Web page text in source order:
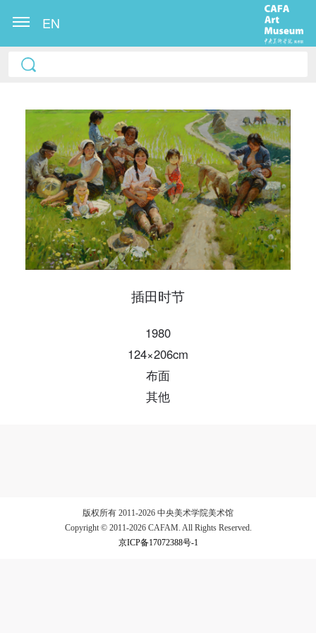
EN
插田时节
1980
124×206cm
布面
其他
版权所有 2011-2026 中央美术学院美术馆
Copyright © 2011-2026 CAFAM. All Rights Reserved.
京ICP备17072388号-1
快捷登录 帐号密码登录
发送验证码
手机号码将作为您的登录账号